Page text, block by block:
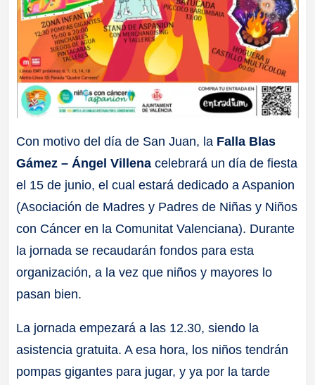
Con motivo del día de San Juan, la Falla Blas
Gámez – Ángel Villenacelebrará un día de fiesta
el 15 de junio, el cual estará dedicado a Aspanion
(Asociación de Madres y Padres de Niñas y Niños
con Cáncer en la Comunitat Valenciana). Durante
la jornada se recaudarán fondos para esta
organización, a la vez que niños y mayores lo
pasan bien.
La jornada empezará a las 12.30, siendo la
asistencia gratuita. A esa hora, los niños tendrán
pompas gigantes para jugar, y ya por la tarde